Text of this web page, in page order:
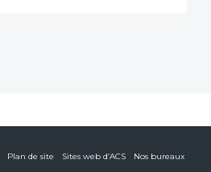
Plan de site Sites web d’ACS
Nos bureaux